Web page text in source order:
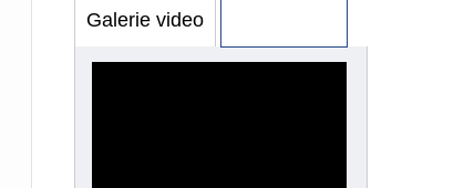
Galerie video